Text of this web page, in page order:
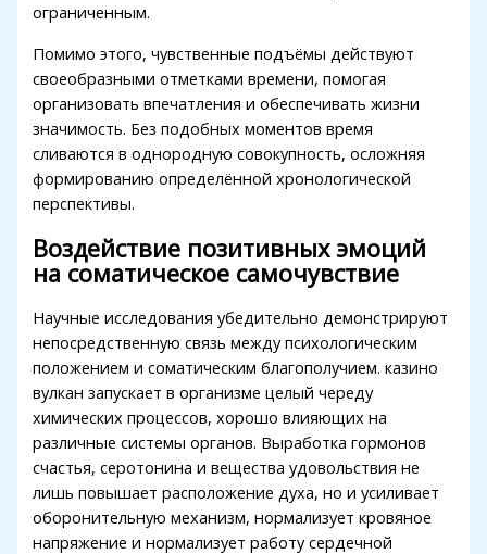
panel
panel
panel
panel
panel
panel
panel
panel
panel
panel
Panel
ограниченным.
Помимо этого, чувственные подъёмы действуют
своеобразными отметками времени, помогая
организовать впечатления и обеспечивать жизни
значимость. Без подобных моментов время
сливаются в однородную совокупность, осложняя
формированию определённой хронологической
перспективы.
Воздействие позитивных эмоций
на соматическое самочувствие
Научные исследования убедительно демонстрируют
непосредственную связь между психологическим
положением и соматическим благополучием. казино
вулкан запускает в организме целый череду
химических процессов, хорошо влияющих на
различные системы органов. Выработка гормонов
счастья, серотонина и вещества удовольствия не
лишь повышает расположение духа, но и усиливает
оборонительную механизм, нормализует кровяное
напряжение и нормализует работу сердечной